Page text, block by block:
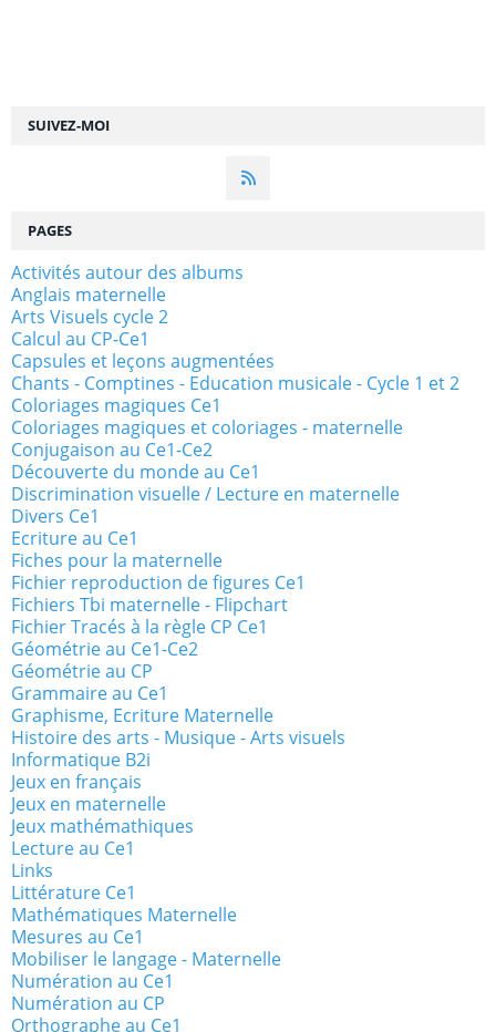
SUIVEZ-MOI
PAGES
Activités autour des albums
Anglais maternelle
Arts Visuels cycle 2
Calcul au CP-Ce1
Capsules et leçons augmentées
Chants - Comptines - Education musicale - Cycle 1 et 2
Coloriages magiques Ce1
Coloriages magiques et coloriages - maternelle
Conjugaison au Ce1-Ce2
Découverte du monde au Ce1
Discrimination visuelle / Lecture en maternelle
Divers Ce1
Ecriture au Ce1
Fiches pour la maternelle
Fichier reproduction de figures Ce1
Fichiers Tbi maternelle - Flipchart
Fichier Tracés à la règle CP Ce1
Géométrie au Ce1-Ce2
Géométrie au CP
Grammaire au Ce1
Graphisme, Ecriture Maternelle
Histoire des arts - Musique - Arts visuels
Informatique B2i
Jeux en français
Jeux en maternelle
Jeux mathémathiques
Lecture au Ce1
Links
Littérature Ce1
Mathématiques Maternelle
Mesures au Ce1
Mobiliser le langage - Maternelle
Numération au Ce1
Numération au CP
Orthographe au Ce1